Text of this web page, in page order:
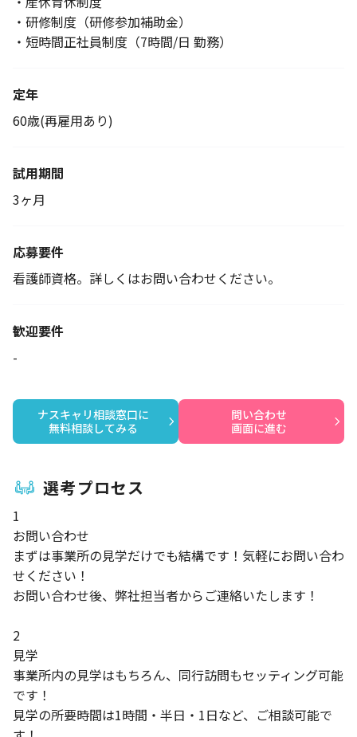
・研修制度（研修参加補助金）
・短時間正社員制度（7時間/日 勤務）
定年
60歳(再雇用あり)
試用期間
3ヶ月
応募要件
看護師資格。詳しくはお問い合わせください。
歓迎要件
-
ナスキャリ相談窓口に
無料相談してみる
問い合わせ
画面に進む
選考プロセス
1
お問い合わせ
まずは事業所の見学だけでも結構です！気軽にお問い合わ
せください！
お問い合わせ後、弊社担当者からご連絡いたします！
2
見学
事業所内の見学はもちろん、同行訪問もセッティング可能
です！
見学の所要時間は1時間・半日・1日など、ご相談可能で